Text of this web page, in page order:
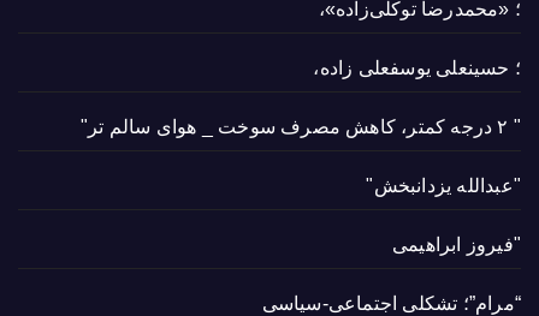
؛ «محمدرضا توکلی‌زاده»،
؛ حسینعلی یوسفعلی زاده،
" ۲ درجه کمتر، کاهش مصرف سوخت _ هوای سالم تر"
"عبدالله یزدانبخش"
"فیروز ابراهیمی
“مرام”؛ تشکلی اجتماعی-سیاسی